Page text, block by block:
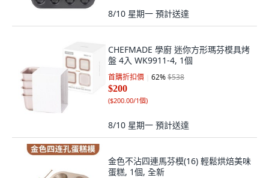
8/10 星期一 預計送達
CHEFMADE 學廚 迷你方形瑪芬模具烤
盤 4入 WK9911-4, 1個
首購折扣價 62%$538
$200
($200.00/1個)
8/10 星期一 預計送達
金色不沾四連馬芬模(16) 輕鬆烘焙美味
蛋糕, 1個, 全新